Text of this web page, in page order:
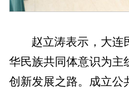
赵立涛表示，大连
华民族共同体意识为主
创新发展之路。成立公